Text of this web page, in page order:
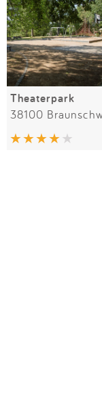
Theaterpark
38100